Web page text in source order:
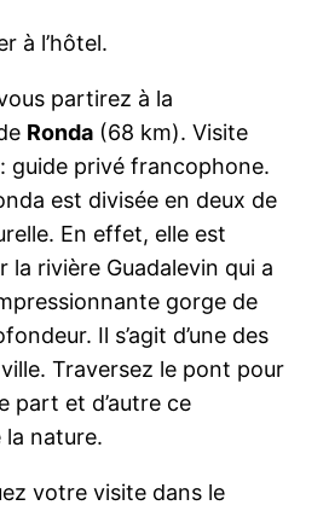
à l’hôtel.
partirez à la
Ronda (68 km). Visite
guide privé francophone.
est divisée en deux de
En effet, elle est
la rivière Guadalevin qui a
gorge de
Il s’agit d’une des
Traversez le pont pour
part et d’autre ce
la nature.
votre visite dans le